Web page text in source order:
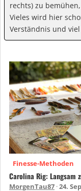
rechts) zu
Vieles wird hier
Verständnis und
Finesse-Methoden
Carolina Rig: Langsam
MorgenTau87 24.